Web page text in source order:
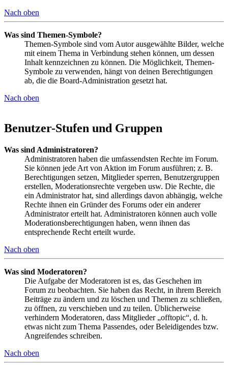
Nach oben
Was sind Themen-Symbole?
Themen-Symbole sind vom Autor ausgewählte Bilder, welche
mit einem Thema in Verbindung stehen können, um dessen
Inhalt kennzeichnen zu können. Die Möglichkeit, Themen-
Symbole zu verwenden, hängt von deinen Berechtigungen
ab, die die Board-Administration gesetzt hat.
Nach oben
Benutzer-Stufen und Gruppen
Was sind Administratoren?
Administratoren haben die umfassendsten Rechte im Forum.
Sie können jede Art von Aktion im Forum ausführen; z. B.
Berechtigungen setzen, Mitglieder sperren, Benutzergruppen
erstellen, Moderationsrechte vergeben usw. Die Rechte, die
ein Administrator hat, sind allerdings davon abhängig, welche
Rechte ihnen ein Gründer des Forums oder ein anderer
Administrator erteilt hat. Administratoren können auch volle
Moderationsberechtigungen haben, wenn ihnen das
entsprechende Recht erteilt wurde.
Nach oben
Was sind Moderatoren?
Die Aufgabe der Moderatoren ist es, das Geschehen im
Forum zu beobachten. Sie haben das Recht, in ihrem Bereich
Beiträge zu ändern und zu löschen und Themen zu schließen,
zu öffnen, zu verschieben und zu teilen. Üblicherweise
verhindern Moderatoren, dass Mitglieder „offtopic“, d. h.
etwas nicht zum Thema Passendes, oder Beleidigendes bzw.
Angreifendes schreiben.
Nach oben